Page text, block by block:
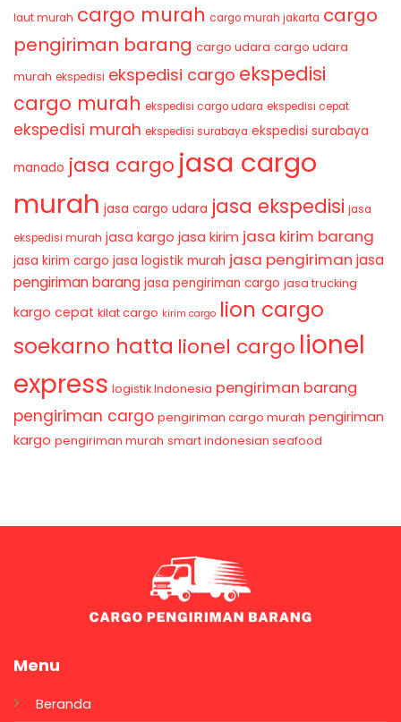
laut murah cargo murah cargo murah jakarta cargo
pengiriman barang cargo udara cargo udara
murah ekspedisi ekspedisi cargo ekspedisi
cargo murah ekspedisi cargo udara ekspedisi cepat
ekspedisi murah ekspedisi surabaya ekspedisi surabaya
manado jasa cargo jasa cargo
murah jasa cargo udara jasa ekspedisi jasa
ekspedisi murah jasa kargo jasa kirim jasa kirim barang
jasa kirim cargo jasa logistik murah jasa pengiriman jasa
pengiriman barang jasa pengiriman cargo jasa trucking
kargo cepat kilat cargo kirim cargo lion cargo
soekarno hatta lionel cargo lionel
express logistik Indonesia pengiriman barang
pengiriman cargo pengiriman cargo murah pengiriman
kargo pengiriman murah smart indonesian seafood
Menu
Beranda